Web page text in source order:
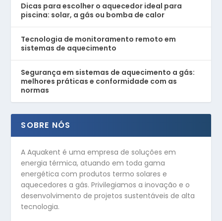
Dicas para escolher o aquecedor ideal para
piscina: solar, a gás ou bomba de calor
Tecnologia de monitoramento remoto em
sistemas de aquecimento
Segurança em sistemas de aquecimento a gás:
melhores práticas e conformidade com as
normas
SOBRE NÓS
A Aquakent é uma empresa de soluções em
energia térmica, atuando em toda gama
energética com produtos termo solares e
aquecedores a gás. Privilegiamos a inovação e o
desenvolvimento de projetos sustentáveis de alta
tecnologia.